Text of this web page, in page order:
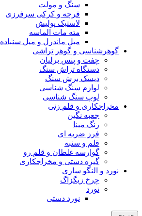
سنگ و مولت
فرچه و کرکی سرفرزی
لاستیک پولیش
مته مات الماسه
میل ماندرل و میل سنباده
گوهرشناسی و گوهر تراشی
چفت و پنس برلیان
دستگاه تراش سنگ
دیسک برش سنگ
لوازم سنگ شناسی
لوپ سنگ شناسی
مخراجکاری و قلم زنی
جعبه نگین
رنگ مینا
فرز ضربه ای
قلم و سنبه
گوارسه غلطان و قلم رو
گیره دستی و مخراجکاری
نورد و النگو سازی
چرخ زیگزاگ
نورد
نورد دستی